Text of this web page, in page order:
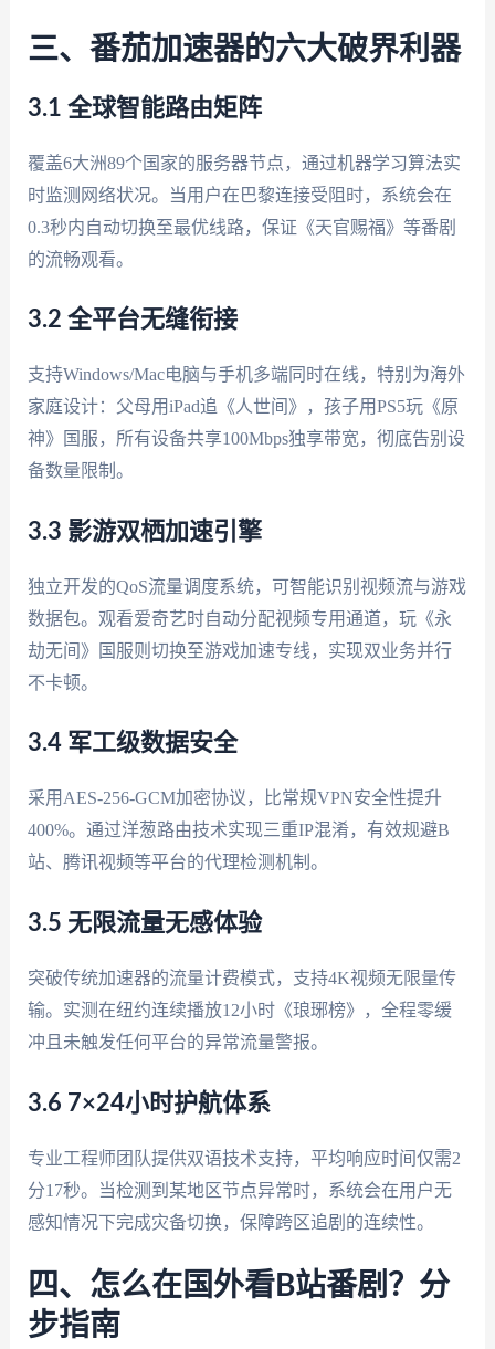
三、番茄加速器的六大破界利器
3.1 全球智能路由矩阵
覆盖6大洲89个国家的服务器节点，通过机器学习算法实
时监测网络状况。当用户在巴黎连接受阻时，系统会在
0.3秒内自动切换至最优线路，保证《天官赐福》等番剧
的流畅观看。
3.2 全平台无缝衔接
支持Windows/Mac电脑与手机多端同时在线，特别为海外
家庭设计：父母用iPad追《人世间》，孩子用PS5玩《原
神》国服，所有设备共享100Mbps独享带宽，彻底告别设
备数量限制。
3.3 影游双栖加速引擎
独立开发的QoS流量调度系统，可智能识别视频流与游戏
数据包。观看爱奇艺时自动分配视频专用通道，玩《永
劫无间》国服则切换至游戏加速专线，实现双业务并行
不卡顿。
3.4 军工级数据安全
采用AES-256-GCM加密协议，比常规VPN安全性提升
400%。通过洋葱路由技术实现三重IP混淆，有效规避B
站、腾讯视频等平台的代理检测机制。
3.5 无限流量无感体验
突破传统加速器的流量计费模式，支持4K视频无限量传
输。实测在纽约连续播放12小时《琅琊榜》，全程零缓
冲且未触发任何平台的异常流量警报。
3.6 7×24小时护航体系
专业工程师团队提供双语技术支持，平均响应时间仅需2
分17秒。当检测到某地区节点异常时，系统会在用户无
感知情况下完成灾备切换，保障跨区追剧的连续性。
四、怎么在国外看B站番剧？分
步指南